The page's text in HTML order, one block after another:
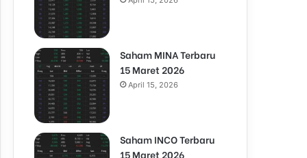
Saham MINA Terbaru
15 Maret 2026
April 15, 2026
Saham INCO Terbaru
15 Maret 2026